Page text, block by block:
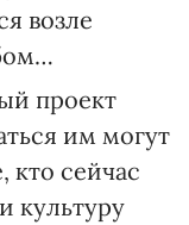
возле
проект
им могут
кто сейчас
культуру